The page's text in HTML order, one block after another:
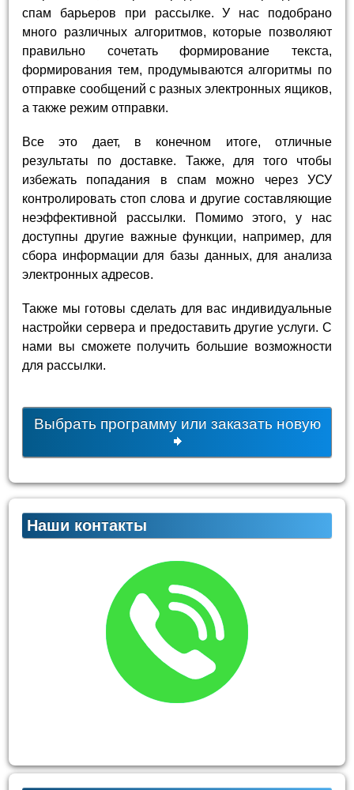
спам барьеров при рассылке. У нас подобрано
много различных алгоритмов, которые позволяют
правильно сочетать формирование текста,
формирования тем, продумываются алгоритмы по
отправке сообщений с разных электронных ящиков,
а также режим отправки.
Все это дает, в конечном итоге, отличные
результаты по доставке. Также, для того чтобы
избежать попадания в спам можно через УСУ
контролировать стоп слова и другие составляющие
неэффективной рассылки. Помимо этого, у нас
доступны другие важные функции, например, для
сбора информации для базы данных, для анализа
электронных адресов.
Также мы готовы сделать для вас индивидуальные
настройки сервера и предоставить другие услуги. С
нами вы сможете получить большие возможности
для рассылки.
Выбрать программу или заказать новую
Наши контакты